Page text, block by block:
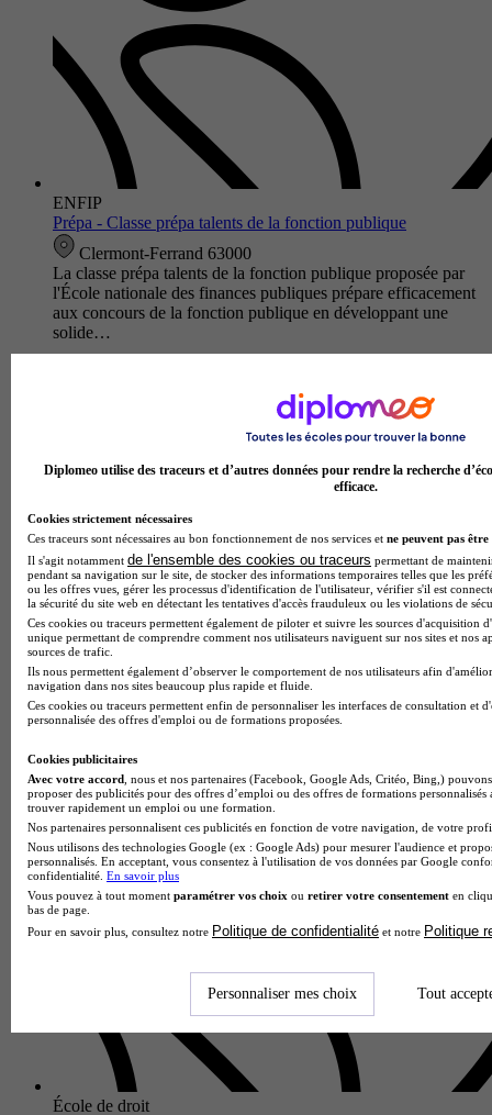
ENFIP
Prépa - Classe prépa talents de la fonction publique
Clermont-Ferrand 63000
La classe prépa talents de la fonction publique proposée par
l'École nationale des finances publiques prépare efficacement
aux concours de la fonction publique en développant une
solide…
Lycée polyvalent La Fayette
Prépa - Classe préparatoire mathématiques-physique (MP), 2e
année
4.0
1 avis
Clermont-Ferrand 63000
Au Lycée polyvalent La Fayette, la classe préparatoire
mathématiques-physique (MP), 2e année approfondit les
connaissances fondamentales en mathématiques, physique et
sciences de l'ingén…
École de droit
Diplomeo utilise des traceurs et d’autres données pour rendre la recherche
efficace.
Cookies strictement nécessaires
Ces traceurs sont nécessaires au bon fonctionnement de nos services et ne peuvent pas être
Il s'agit notamment de l'ensemble des cookies ou traceurs permettant de
pendant sa navigation sur le site, de stocker des informations temporaires telles que les
ou les offres vues, gérer les processus d'identification de l'utilisateur, vérifier s'il est
la sécurité du site web en détectant les tentatives d'accès frauduleux ou les violations de
Ces cookies ou traceurs permettent également de piloter et suivre les sources d'acquisition
unique permettant de comprendre comment nos utilisateurs naviguent sur nos sites et nos
sources de trafic.
Ils nous permettent également d’observer le comportement de nos utilisateurs afin
navigation dans nos sites beaucoup plus rapide et fluide.
Ces cookies ou traceurs permettent enfin de personnaliser les interfaces de consultation et
personnalisée des offres d'emploi ou de formations proposées.
Cookies publicitaires
Avec votre accord , nous et nos partenaires (Facebook, Google Ads, Critéo, Bing,)
proposer des publicités pour des offres d’emploi ou des offres de formations
trouver rapidement un emploi ou une formation.
Nos partenaires personnalisent ces publicités en fonction de votre navigation, de votre
Nous utilisons des technologies Google (ex : Google Ads) pour mesurer l'audience et
personnalisés. En acceptant, vous consentez à l'utilisation de vos données par Google
confidentialité. En savoir plus
Vous pouvez à tout moment paramétrer vos choix ou retirer votre consentement en
bas de page.
Pour en savoir plus, consultez notre Politique de confidentialité et notre Politique
Personnaliser mes choix Tout